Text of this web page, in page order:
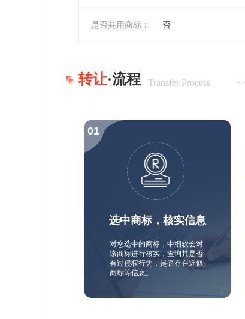
是否共用商标： 否
转让·流程 Transfer Process
选中商标，核实信息
对您选中的商标，中细软会对
该商标进行核实，查询其是否
有过侵权行为，是否存在近似
商标等信息。